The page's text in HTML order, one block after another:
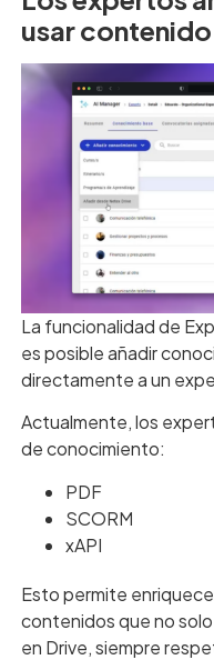
usar
La funcionalidad de
es posible añadir
directamente a un
Actualmente, los
de conocimiento:
PDF
SCORM
xAPI
Esto permite
contenidos que no
en Drive, siempre